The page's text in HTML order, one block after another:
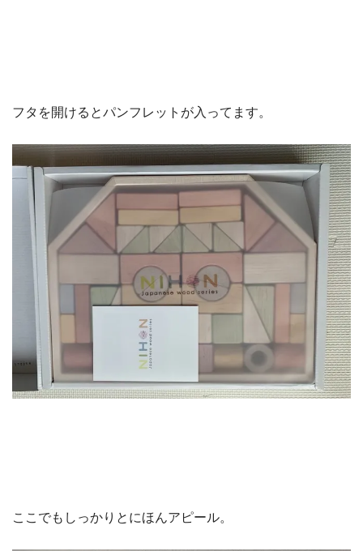
フタを開けるとパンフレットが入ってます。
ここでもしっかりとにほんアピール。